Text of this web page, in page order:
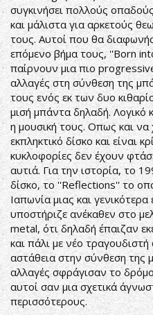
συγκινήσει πολλούς
και μάλιστα για αρκετούς
τους. Αυτοί που θα
επόμενο βήμα τους, ''Born
παίρνουν μια πιο
αλλαγές στη σύνθεση της
τους ενός εκ των δυο
μισή μπάντα δηλαδή. Λογικό
η μουσική τους. Οπως και να
εκπληκτικό δίσκο και είναι
κυκλοφορίες δεν έχουν
αυτιά. Για την ιστορία, το
δίσκο, το ''Reflections'' το
Ιαπωνία μιας και
υποστήριζε ανέκαθεν στο
metal, ότι δηλαδή έπαιζαν
και πάλι με νέο
αστάθεια στην σύνθεση της
αλλαγές σφράγισαν το
αυτοί σαν μια σχετικά
περισσότερους.